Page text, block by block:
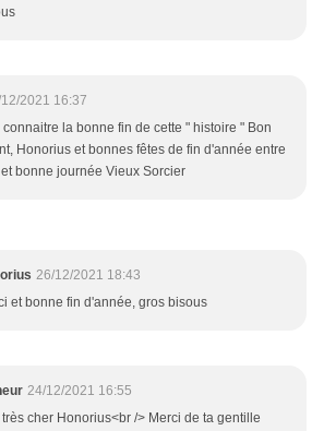
2021 16:37
la bonne fin de cette " histoire " Bon
Honorius et bonnes fêtes de fin d'année entre
bonne journée Vieux Sorcier
26/12/2021 18:43
et bonne fin d'année, gros bisous
24/12/2021 16:55
cher Honorius<br /> Merci de ta gentille